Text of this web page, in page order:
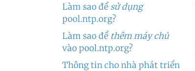
Làm sao để sử dụng
pool.ntp.org?
Làm sao để thêm máy chủ
vào pool.ntp.org?
Thông tin cho nhà phát triển